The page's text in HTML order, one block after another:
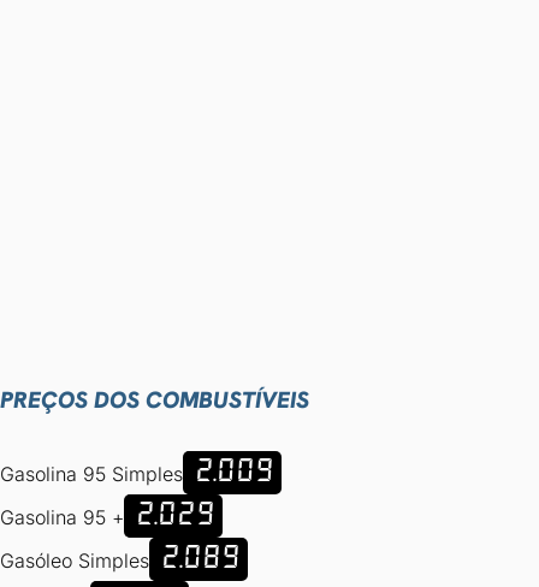
PREÇOS DOS COMBUSTÍVEIS
Gasolina 95 Simples 2.009
Gasolina 95 + 2.029
Gasóleo Simples 2.089